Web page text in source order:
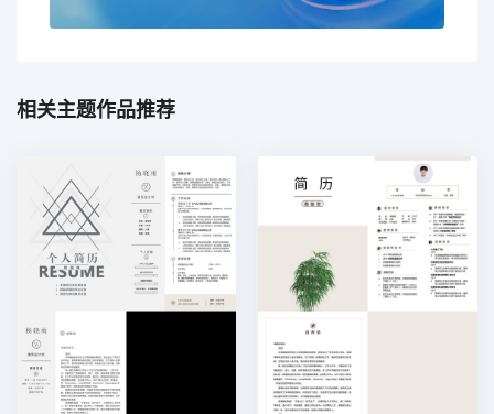
相关主题作品推荐